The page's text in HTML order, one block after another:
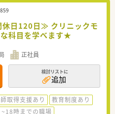
休日120日≫ クリニックモ
科目を学べます★
正社員
検討リストに
追加
取得支援あり
教育制度あり
~18時までの職場